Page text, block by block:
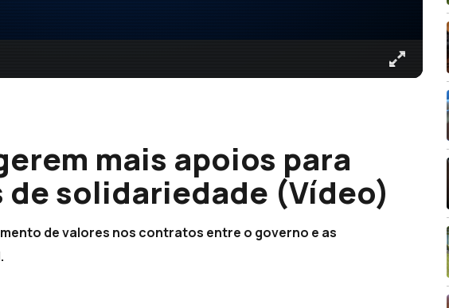
mais apoios para
solidariedade (Vídeo)
de valores nos contratos entre o governo e as